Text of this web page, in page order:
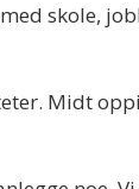
skole,
Midt